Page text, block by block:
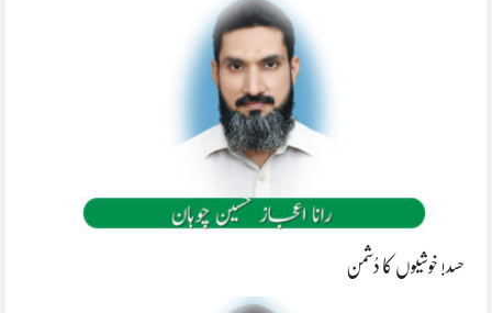
حسد! خوشیوں کا دُشمن